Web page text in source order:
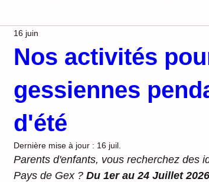
SOCIAL
Nos activités
gessiennes
d'été
16 juin
Dernière mise à jour : 16 juil.
Parents d'enfants, vous recherchez des
Pays de Gex ? Du 1er au 24 Juillet 2026